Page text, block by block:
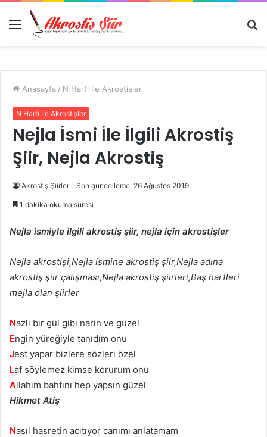
Menü
Anasayfa / N Harfi İle Akrostişler
N Harfi İle Akrostişler
Nejla İsmi İle İlgili Akrostiş
Şiir, Nejla Akrostiş
Akrostiş Şiirler Son güncelleme: 26 Ağustos 2019
1 dakika okuma süresi
Nejla ismiyle ilgili akrostiş şiir, nejla için akrostişler
Nejla akrostişi,Nejla ismine akrostiş şiir,Nejla adına
akrostiş şiir çalışması,Nejla akrostiş şiirleri,Baş harfleri
mejla olan şiirler
Nazlı bir gül gibi narin ve güzel
Engin yüreğiyle tanıdım onu
Jest yapar bizlere sözleri özel
Laf söylemez kimse korurum onu
Allahım bahtını hep yapsın güzel
Hikmet Atiş
Nasıl hasretin acıtıyor canımı anlatamam